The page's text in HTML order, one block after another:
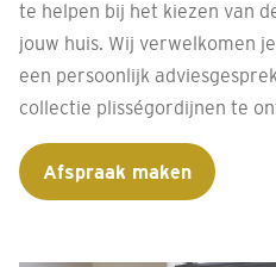
te helpen bij het kiezen van
jouw huis. Wij verwelkomen
een persoonlijk
collectie plisségordijnen te
Afspraak maken